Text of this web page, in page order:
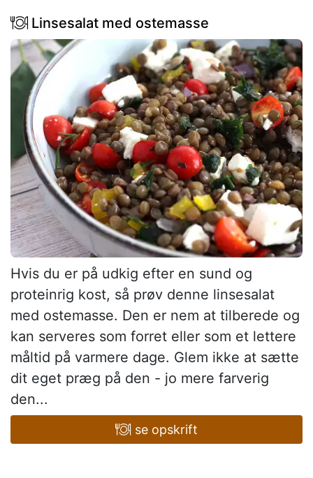
Linsesalat med ostemasse
Hvis du er på udkig efter en sund og
proteinrig kost, så prøv denne linsesalat
med ostemasse. Den er nem at tilberede og
kan serveres som forret eller som et lettere
måltid på varmere dage. Glem ikke at sætte
dit eget præg på den - jo mere farverig
den...
se opskrift